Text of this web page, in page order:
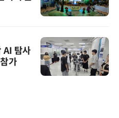
AI 탐사
아리 참가